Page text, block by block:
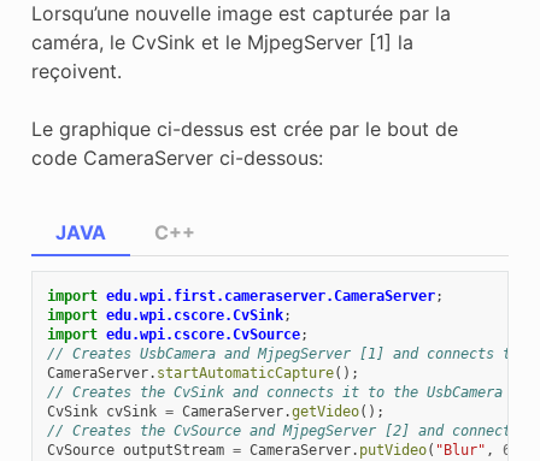
Lorsqu’une nouvelle image est capturée par la
caméra, le CvSink et le MjpegServer [1] la
reçoivent.
Le graphique ci-dessus est crée par le bout de
code CameraServer ci-dessous:
JAVA
import edu.wpi.first.cameraserver.CameraServer;
import edu.wpi.cscore.CvSink;
import edu.wpi.cscore.CvSource;
// Creates UsbCamera and MjpegServer [1] and connects them
CameraServer. startAutomaticCapture();
// Creates the CvSink and connects it to the UsbCamera
CvSink cvSink = CameraServer.getVideo();
// Creates the CvSource and MjpegServer [2] and connects
CvSource outputStream = CameraServer. putVideo( "Blur" , 640
C++